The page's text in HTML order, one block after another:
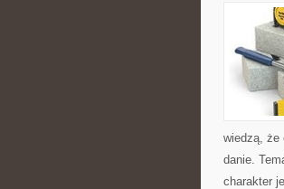
wiedzą, że
danie.
charakter